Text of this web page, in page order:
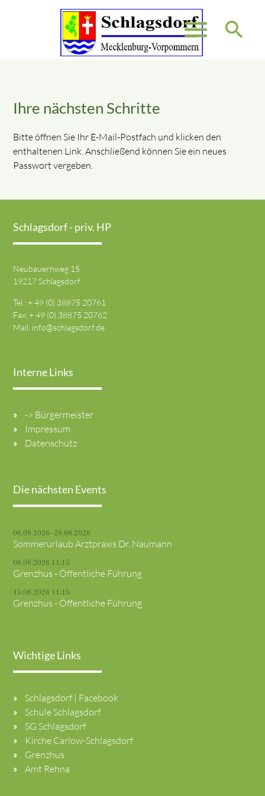
menu search
Ihre nächsten Schritte
Bitte öffnen Sie Ihr E-Mail-Postfach und klicken den
enthaltenen Link. Anschließend können Sie ein neues
Passwort vergeben.
Schlagsdorf - priv. HP
Neubauernweg 15
19217 Schlagsdorf
Tel.: + 49 (0) 38875 20761
Fax: + 49 (0) 38875 20762
Mail: info@schlagsdorf.de
Interne Links
-> Bürgermeister
Impressum
Datenschutz
Die nächsten Events
06.08.2026–26.08.2026
Sommerurlaub Arztpraxis Dr. Naumann
08.08.2026 11:15
Grenzhus - Öffentliche Führung
15.08.2026 11:15
Grenzhus - Öffentliche Führung
Wichtige Links
Schlagsdorf | Facebook
Schule Schlagsdorf
SG Schlagsdorf
Kirche Carlow-Schlagsdorf
Grenzhus
Amt Rehna